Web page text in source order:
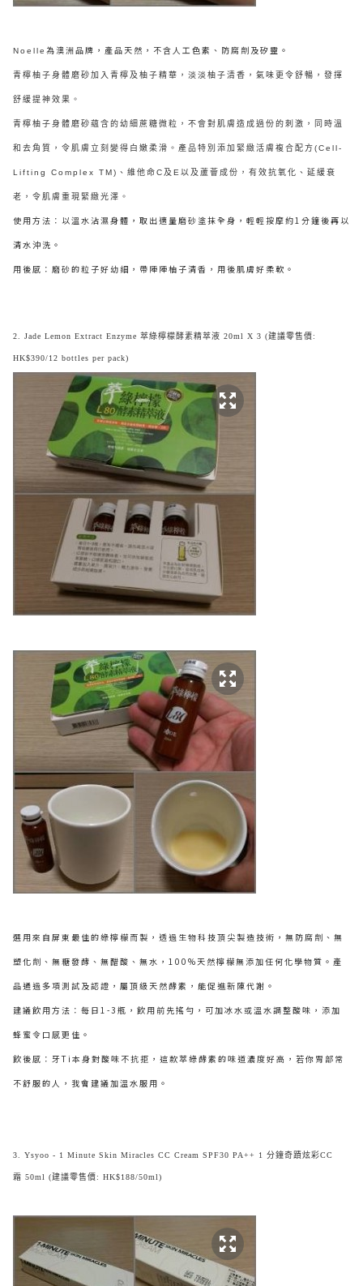
Noelle 為澳洲品牌，產品天然，不含人工色素、防腐劑及矽靈。
青檸柚子身體磨砂加入青檸及柚子精華，淡淡柚子清香，氣味更令舒暢，發揮
舒緩提神效果。
青檸柚子身體磨砂蘊含的幼細蔗糖微粒，不會對肌膚造成過份的刺激，同時溫
和去角質，令肌膚立刻變得白嫩柔滑。產品特別添加緊緻活膚複合配方(Cell-
Lifting Complex TM)、維他命C及E以及蘆薈成份，有效抗氧化、延緩衰
老，令肌膚重現緊緻光澤。
使用方法：以溫水沾濕身體，取出適量磨砂塗抹全身，輕輕按摩約1分鐘後再以
清水沖洗。
用後感：磨砂的粒子好幼細，帶陣陣柚子清香，用後肌膚好柔軟。
2. Jade Lemon Extract Enzyme 萃綠檸檬酵素精萃液 20ml X 3 (建議零售價:
HK$390/12 bottles per pack)
選用來自屏東最佳的綠檸檬而製，透過生物科技頂尖製造技術，無防腐劑、無
塑化劑、無糖發酵、無醋酸、無水，100%天然檸檬無添加任何化學物質。產
品通過多項測試及認證，屬頂級天然酵素，能促進新陳代謝。
建議飲用方法：每日1-3瓶，飲用前先搖勻，可加冰水或溫水調整酸味，添加
蜂蜜令口感更佳。
飲後感：牙Ti本身對酸味不抗拒，這款萃綠酵素的味道濃度好高，若你胃部常
不舒服的人，我會建議加溫水服用。
3. Ysyoo - 1 Minute Skin Miracles CC Cream SPF30 PA++ 1 分鐘奇蹟炫彩CC
霜 50ml (建議零售價: HK$188/50ml)